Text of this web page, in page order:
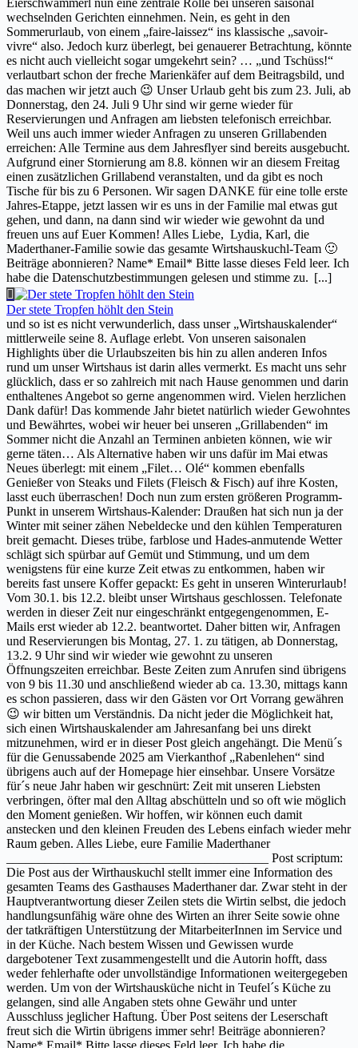
wechselnden Gerichten einnehmen. Nein, es geht in den
Sommerurlaub, von einem „faire-laissez“ ins klassische „savoir-
vivre“ also. Jedoch kurz überlegt, bei genauerer Betrachtung, könnte
es nicht auch vielleicht sogar umgekehrt sein? … „und Tschüss!“
verlautbart schon der freche Marienkäfer auf dem Beitragsbild, und
das machen wir jetzt auch 😉 Unser Urlaub geht bis zum 23. Juli, ab
Donnerstag, den 24. Juli 9 Uhr sind wir gerne wieder für
Reservierungen und Anfragen am liebsten telefonisch erreichbar.
Weil uns auch immer wieder Anfragen zu unseren Grillabenden
erreichen: Alle Termine aus dem Jahresflyer sind bereits ausgebucht.
Aufgrund einer Stornierung am 8.8. können wir an diesem Freitag
einen zusätzlichen Grillabend veranstalten, und da gibt es noch
Tische für bis zu 6 Personen. Wir sagen DANKE für eine tolle erste
Jahres-Etappe, jetzt lassen wir es uns in der Familie mal etwas gut
gehen, und dann, na dann sind wir wieder wie gewohnt da und
freuen uns auf Euer Kommen! Alles Liebe, Lydia, Karl, die
Maderthaner-Familie sowie das gesamte Wirtshauskuchl-Team 🙂
Beiträge abonnieren? Name* Email* Bitte lasse dieses Feld leer. Ich
habe die Datenschutzbestimmungen gelesen und stimme zu. [...]
Der stete Tropfen höhlt den Stein
und so ist es nicht verwunderlich, dass unser „Wirtshauskalender“
mittlerweile seine 8. Auflage erlebt. Von unseren saisonalen
Highlights über die Urlaubszeiten bis hin zu allen anderen Infos
rund um unser Wirtshaus ist darin alles vermerkt. Es macht uns sehr
glücklich, dass er so zahlreich mit nach Hause genommen und darin
enthaltenes Angebot so gerne angenommen wird. Vielen herzlichen
Dank dafür! Das kommende Jahr bietet natürlich wieder Gewohntes
und Bewährtes, wobei wir heuer bei unseren „Grillabenden“ im
Sommer nicht die Anzahl an Terminen anbieten können, wie wir
gerne täten… Als Alternative haben wir uns dafür im Mai etwas
Neues überlegt: mit einem „Filet… Olé“ kommen ebenfalls
Genießer von Steaks und Filets (Fleisch & Fisch) auf ihre Kosten,
lasst euch überraschen! Doch nun zum ersten größeren Programm-
Punkt in unserem Wirtshaus-Kalender: Draußen hat sich nun ja der
Winter mit seiner zähen Nebeldecke und den kühlen Temperaturen
breit gemacht. Dieses trübe, farblose und Hades-anmutende Wetter
schlägt sich spürbar auf Gemüt und Stimmung, und um dem
wenigstens für eine kurze Zeit etwas zu entkommen, haben wir
bereits fast unsere Koffer gepackt: Es geht in unseren Winterurlaub!
Vom 30.1. bis 12.2. bleibt unser Wirtshaus geschlossen. Telefonate
werden in dieser Zeit nur eingeschränkt entgegengenommen, E-
Mails erst wieder ab 12.2. beantwortet. Daher bitten wir, Anfragen
und Reservierungen bis Montag, 27. 1. zu tätigen, ab Donnerstag,
13.2. 9 Uhr sind wir wieder wie gewohnt zu unseren
Öffnungszeiten erreichbar. Beste Zeiten zum Anrufen sind übrigens
von 9 bis 11.30 und anschließend wieder ab ca. 13.30, mittags kann
es schon passieren, dass wir den Gästen vor Ort Vorrang gewähren
😉 wir bitten um Verständnis. Da nicht jeder die Möglichkeit hat,
sich einen Wirtshauskalender am Jahresanfang bei uns direkt
mitzunehmen, wird er in dieser Post gleich angehängt. Die Menü´s
für die Genussabende 2025 am Vierkanthof „Rabenlehen“ sind
übrigens auch auf der Homepage hier einsehbar. Unsere Vorsätze
für´s neue Jahr haben wir geschnürt: Zeit mit unseren Liebsten
verbringen, öfter mal den Alltag abschütteln und so oft wie möglich
den Moment genießen. Wir hoffen, wir können euch damit
anstecken und den kleinen Freuden des Lebens einfach wieder mehr
Raum geben. Alles Liebe, eure Familie Maderthaner
_________________________________________ Post scriptum:
Die Post aus der Wirthauskuchl stellt immer eine Information des
gesamten Teams des Gasthauses Maderthaner dar. Zwar steht in der
Hauptverantwortung dieser Zeilen stets die Wirtin selbst, die jedoch
handlungsunfähig wäre ohne des Wirten an ihrer Seite sowie ohne
der tatkräftigen Unterstützung der MitarbeiterInnen im Service und
in der Küche. Nach bestem Wissen und Gewissen wurde
dargebotener Text zusammengestellt und die Autorin hofft, dass
weder fehlerhafte oder unvollständige Informationen weitergegeben
werden. Um von der Wirtshausküche nicht in Teufel´s Küche zu
gelangen, sind alle Angaben stets ohne Gewähr und unter
Ausschluss jeglicher Haftung. Über Post seitens der Leserschaft
freut sich die Wirtin übrigens immer sehr! Beiträge abonnieren?
Name* Email* Bitte lasse dieses Feld leer. Ich habe die